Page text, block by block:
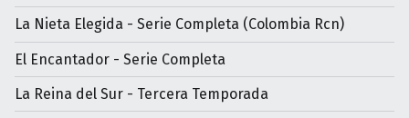
La Nieta Elegida - Serie Completa (Colombia Rcn)
El Encantador - Serie Completa
La Reina del Sur - Tercera Temporada